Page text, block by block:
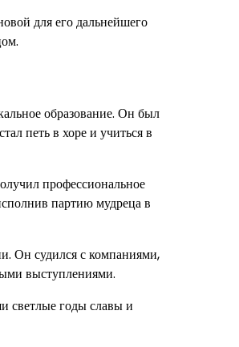
для его дальнейшего
образование. Он был
петь в хоре и учиться в
профессиональное
партию мудреца в
Он судился с компаниями,
выступлениями.
светлые годы славы и